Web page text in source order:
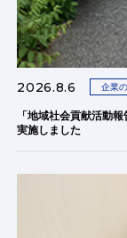
2026.8.6 企業
「地域社会貢献活動
実施しました